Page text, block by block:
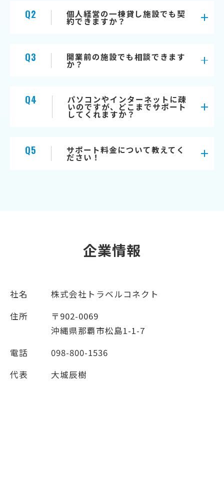
Q2 個人経営の一棟貸し施設でも契
約できますか？
Q3 開業前の施設でも相談できます
か？
Q4 パソコンやインターネットに疎
いのですが、どこまでサポート
してくれますか？
Q5 サポート料金について教えてく
ださい！
企業情報
社名
株式会社トラベルコネクト
住所
〒902-0069
沖縄県那覇市松島1-1-7
電話
098-800-1536
代表
大城辰樹